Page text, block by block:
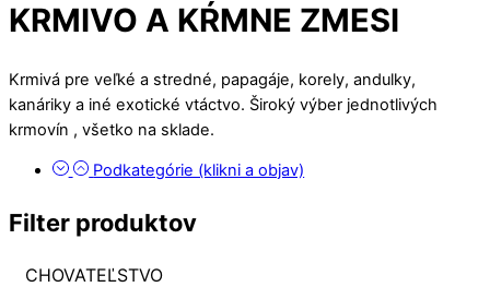
KRMIVO A KŔMNE ZMESI
Krmivá pre veľké a stredné, papagáje, korely, andulky,
kanáriky a iné exotické vtáctvo. Široký výber jednotlivých
krmovín , všetko na sklade.
Podkategórie (klikni a objav)
Filter produktov
CHOVATEĽSTVO